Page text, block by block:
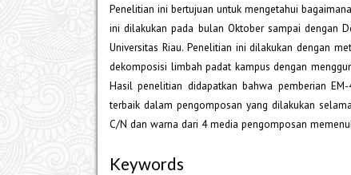
Penelitian ini bertujuan untuk mengetahui
ini dilakukan pada bulan Oktober sampai dengan
Universitas Riau. Penelitian ini dilakukan dengan
dekomposisi limbah padat kampus dengan
Hasil penelitian didapatkan bahwa pemberian
terbaik dalam pengomposan yang dilakukan
C/N dan warna dari 4 media pengomposan
Keywords